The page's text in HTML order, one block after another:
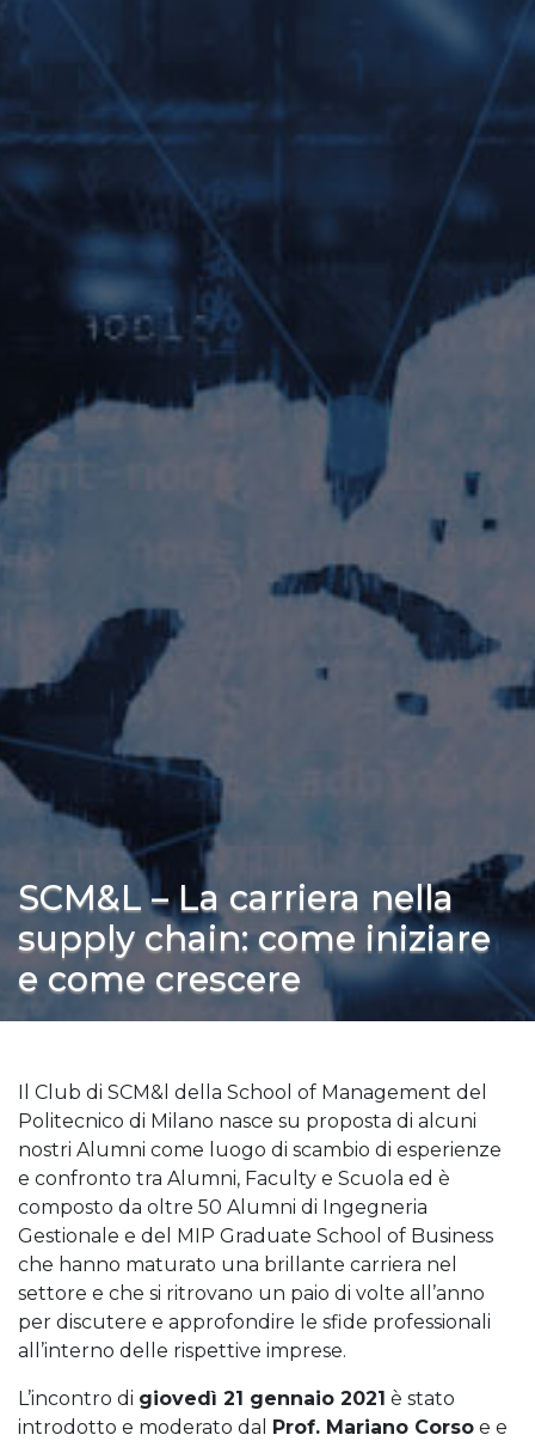
SCM&L – La carriera nella
supply chain: come iniziare
e come crescere
Il Club di SCM&l della School of Management del
Politecnico di Milano nasce su proposta di alcuni
nostri Alumni come luogo di scambio di esperienze
e confronto tra Alumni, Faculty e Scuola ed è
composto da oltre 50 Alumni di Ingegneria
Gestionale e del MIP Graduate School of Business
che hanno maturato una brillante carriera nel
settore e che si ritrovano un paio di volte all’anno
per discutere e approfondire le sfide professionali
all’interno delle rispettive imprese.
L’incontro di giovedì 21 gennaio 2021 è stato
introdotto e moderato dal
Prof. Mariano Corso e e